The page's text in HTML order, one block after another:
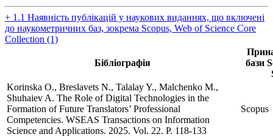
+ 1.1 Наявність публікацій у наукових виданнях, що включені
до наукометричних баз, зокрема Scopus, Web of Science Core
Collection (1)
Бібліографія
бази
Korinska O., Breslavets N., Talalay Y., Malchenko M.,
Shuhaiev A. The Role of Digital Technologies in the
Formation of Future Translators’ Professional
Competencies. WSEAS Transactions on Information
Science and Applications. 2025. Vol. 22. P. 118-133
Scopus